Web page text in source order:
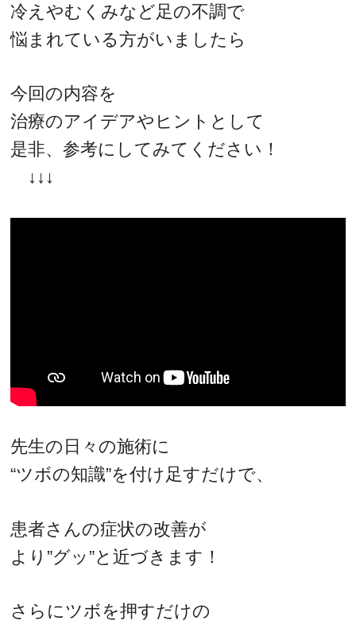
冷えやむくみなど足の不調で
悩まれている方がいましたら
今回の内容を
治療のアイデアやヒントとして
是非、参考にしてみてください！
↓↓↓
先生の日々の施術に
“ツボの知識”を付け足すだけで、
患者さんの症状の改善が
より”グッ”と近づきます！
さらにツボを押すだけの